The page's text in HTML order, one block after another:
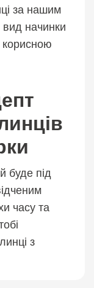
за нашим
начинки
буде під
часу та
з